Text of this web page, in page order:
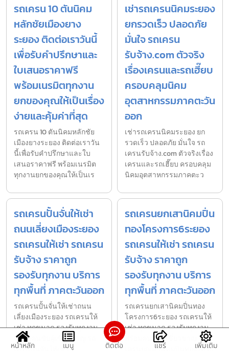
รถเครน 10 ตันนิคม
หลักชัยเมืองยาง
ระยอง ติดต่อเราวันนี้
เพื่อรับคำปรึกษาและ
ใบเสนอราคาฟรี
พร้อมเนรมิตทุกงาน
ยกของคุณให้เป็นเรื่อง
ง่ายและคุ้มค่าที่สุด
รถเครน 10 ตันนิคมหลักชัย
เมืองยางระยอง ติดต่อเราวัน
นี้เพื่อรับคำปรึกษาและใบ
เสนอราคาฟรี พร้อมเนรมิต
ทุกงานยกของคุณให้เป็นเร
เช่ารถเครนนิคมระยอง
ยกรวดเร็ว ปลอดภัย
มั่นใจ รถเครน
รับจ้าง.com ตัวจริง
เรื่องเครนและรถเฮี๊ยบ
ครอบคลุมนิคม
อุตสาหกรรมภาคตะวัน
ออก
เช่ารถเครนนิคมระยอง ยก
รวดเร็ว ปลอดภัย มั่นใจ รถ
เครนรับจ้าง.com ตัวจริงเรื่อง
เครนและรถเฮี๊ยบ ครอบคลุม
นิคมอุตสาหกรรมภาคตะว
รถเครนปั้นจั่นให้เช่า
ถนนเลี่ยงเมืองระยอง
รถเครนให้เช่า รถเครน
รับจ้าง ราคาถูก
รองรับทุกงาน บริการ
ทุกพื้นที่ ภาคตะวันออก
รถเครนปั้นจั่นให้เช่าถนน
เลี่ยงเมืองระยอง รถเครนให้
เช่า ทุกขนาด รองรับทุกงาน
พร้อมคนขับผู้เชี่ยวชาญ รถ
รถเครนยกเสานิคมปิ่น
ทองโครงการ6ระยอง
รถเครนให้เช่า รถเครน
รับจ้าง ราคาถูก
รองรับทุกงาน บริการ
ทุกพื้นที่ ภาคตะวันออก
รถเครนยกเสานิคมปิ่นทอง
โครงการ6ระยอง รถเครนให้
เช่า ทุกขนาด รองรับทุกงาน
พร้อมคนขับผู้เชี่ยวชาญ รถ
หน้าหลัก เมนู ติดต่อ แชร์ เพิ่มเติม